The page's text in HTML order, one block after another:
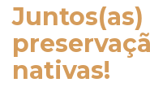
Juntos(as)
nativas!